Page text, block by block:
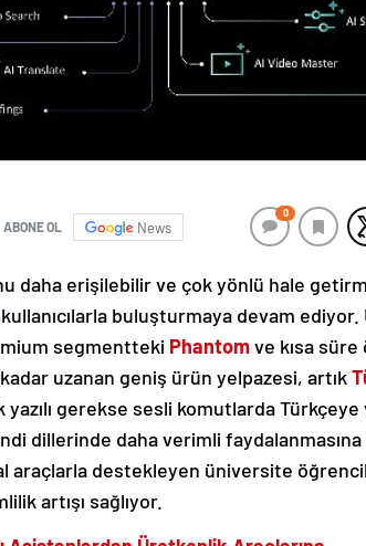
ABONE OL News
0
daha erişilebilir ve çok yönlü hale
kullanıcılarla buluşturmaya devam ediyor.
segmentteki Phantomve kısa süre
uzanan geniş ürün yelpazesi, artık
yazılı gerekse sesli komutlarda
dillerinde daha verimli
araçlarla destekleyen üniversite
artışı sağlıyor.